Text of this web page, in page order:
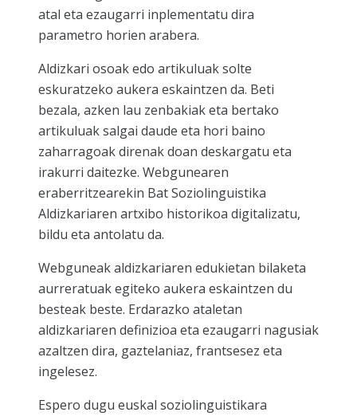
atal eta ezaugarri inplementatu dira
parametro horien arabera.
Aldizkari osoak edo artikuluak solte
eskuratzeko aukera eskaintzen da. Beti
bezala, azken lau zenbakiak eta bertako
artikuluak salgai daude eta hori baino
zaharragoak direnak doan deskargatu eta
irakurri daitezke. Webgunearen
eraberritzearekin Bat Soziolinguistika
Aldizkariaren artxibo historikoa digitalizatu,
bildu eta antolatu da.
Webguneak aldizkariaren edukietan bilaketa
aurreratuak egiteko aukera eskaintzen du
besteak beste. Erdarazko ataletan
aldizkariaren definizioa eta ezaugarri nagusiak
azaltzen dira, gaztelaniaz, frantsesez eta
ingelesez.
Espero dugu euskal soziolinguistikara